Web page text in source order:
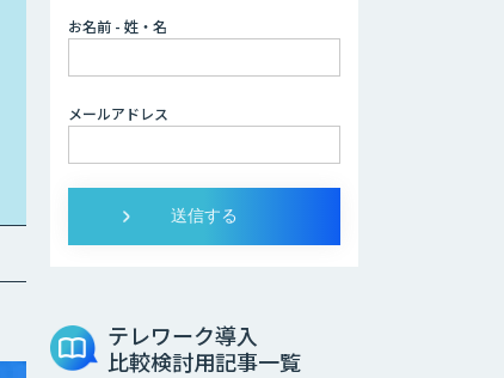
お名前 - 姓・名
メールアドレス
テレワーク導入
比較検討用記事一覧